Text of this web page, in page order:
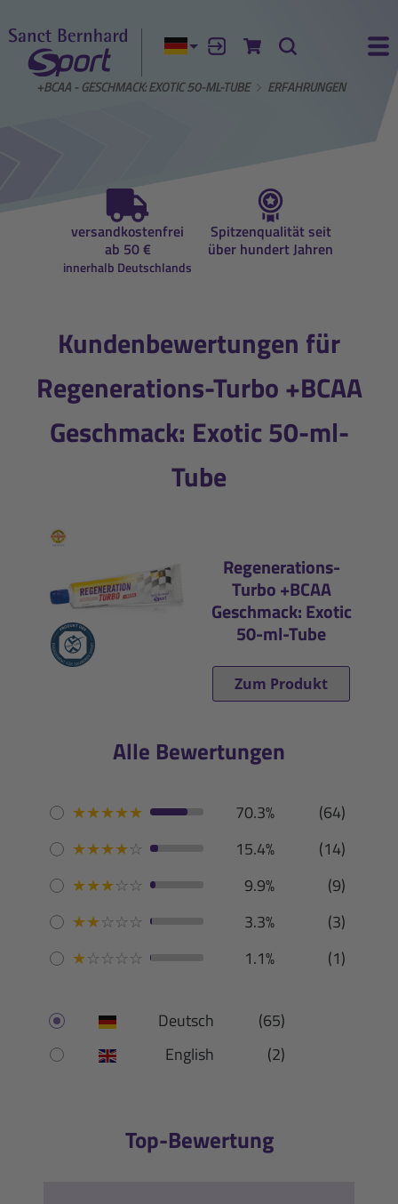
Aktuelle Sprache:
AnmeldenZum Warenkorb
Suche
+BCAA - GESCHMACK: EXOTIC 50-ML-TUBE ERFAHRUNGEN
versandkostenfrei
ab 50 €
innerhalb Deutschlands
Spitzenqualität seit
über hundert Jahren
Kundenbewertungen für
Regenerations-Turbo +BCAA
Geschmack: Exotic 50-ml-
Tube
Regenerations-
Turbo +BCAA
Geschmack: Exotic
50-ml-Tube
Zum Produkt
Alle Bewertungen
★★★★★ 70.3%
(64)
★★★★☆ 15.4%
(14)
★★★☆☆ 9.9%
(9)
★★☆☆☆ 3.3%
(3)
★☆☆☆☆ 1.1% (1)
Deutsch
(65)
English
(2)
Top-Bewertung